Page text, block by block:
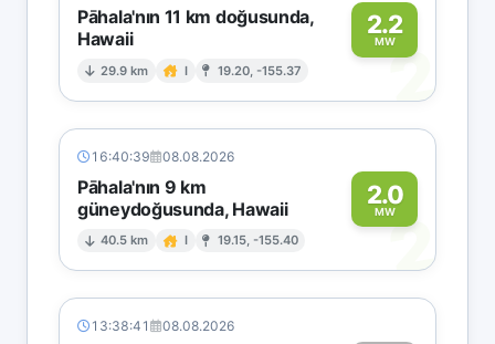
Pāhala'nın 11 km doğusunda,
Hawaii
29.9 km I 19.20, -155.37
2.2
MW2
16:40:39 08.08.2026
Pāhala'nın 9 km
güneydoğusunda, Hawaii
40.5 km I 19.15, -155.40
2.0
MW2
13:38:41 08.08.2026